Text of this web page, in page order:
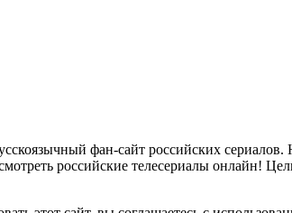
фан-сайт российских сериалов.
российские телесериалы онлайн!